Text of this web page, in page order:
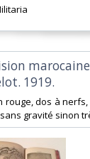
1919.‎
rouge, dos à
gravité sinon